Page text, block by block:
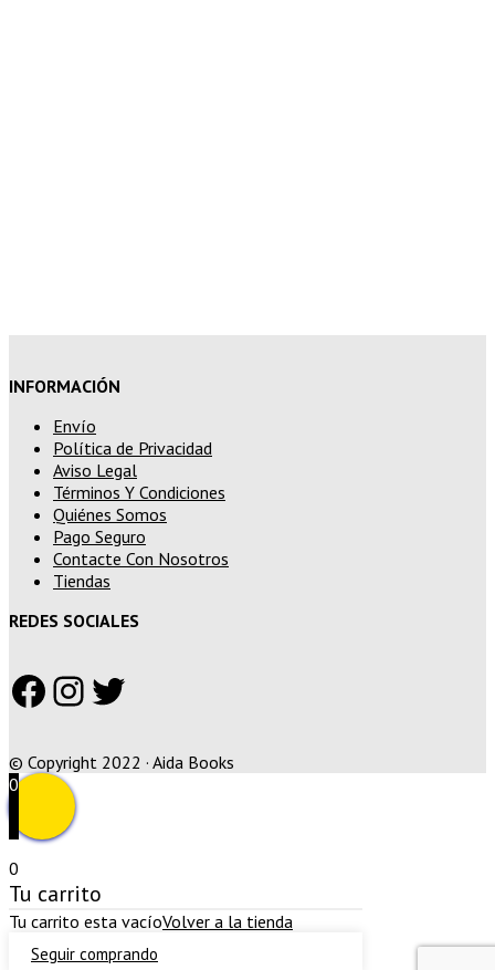
INFORMACIÓN
Envío
Política de Privacidad
Aviso Legal
Términos Y Condiciones
Quiénes Somos
Pago Seguro
Contacte Con Nosotros
Tiendas
REDES SOCIALES
Facebook
Instagram
Twitter
© Copyright 2022 · Aida Books
0
0
Tu carrito
Tu carrito esta vacíoVolver a la tienda
Seguir comprando